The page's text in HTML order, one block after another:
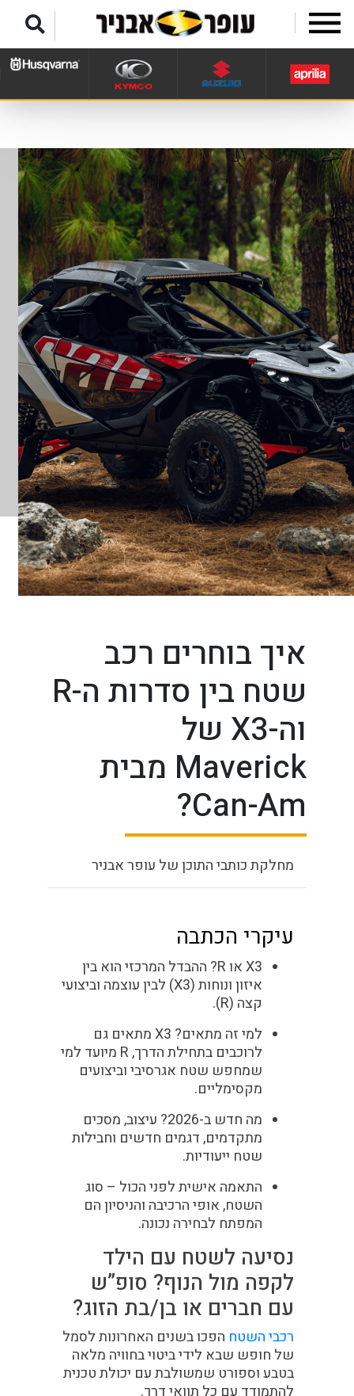
איך בוחרים רכב
שטח בין סדרות ה-R
וה-X3 של
Maverick מבית
Can-Am?
מחלקת כותבי התוכן של עופר אבניר
עיקרי הכתבה
X3 או R?
ההבדל המרכזי הוא בין
איזון ונוחות (X3) לבין עוצמה וביצועי
קצה (R).
למי זה מתאים?
X3 מתאים גם
לרוכבים בתחילת הדרך, R מיועד למי
שמחפש שטח אגרסיבי וביצועים
מקסימליים.
מה חדש ב-2026?
עיצוב, מסכים
מתקדמים, דגמים חדשים וחבילות
שטח ייעודיות.
התאמה אישית לפני הכול – סוג
השטח, אופי הרכיבה והניסיון הם
המפתח לבחירה נכונה.
נסיעה לשטח עם הילד
לקפה מול הנוף? סופ”ש
עם חברים או בן/בת הזוג?
רכבי השטח הפכו בשנים האחרונות לסמל
של חופש שבא לידי ביטוי בחוויה מלאה
בטבע וספורט שמשולבת עם יכולת טכנית
להתמודד עם כל תוואי דרך.